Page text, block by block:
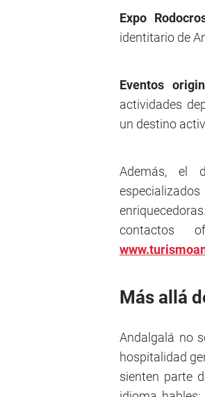
Expo
identitario de
Eventos
actividades
un destino
Además, el
contactos
Más allá
Andalgalá no
hospitalidad
sienten parte